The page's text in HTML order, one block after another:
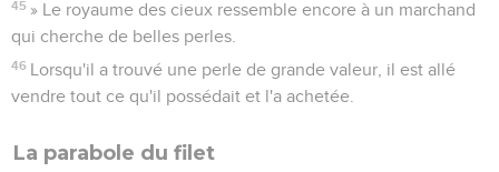
45 » Le royaume des cieux ressemble encore à un marchand
qui cherche de belles perles.
46 Lorsqu'il a trouvé une perle de grande valeur, il est allé
vendre tout ce qu'il possédait et l'a achetée.
La parabole du filet